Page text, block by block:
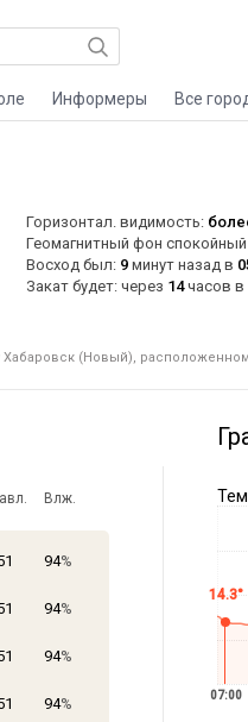
Информеры Все
Горизонтал. видимость:
Геомагнитный фон спокойный
Восход был: 9 минут назад в
Закат будет: через 14часов в
(Новый),
Влж.
94%
94%
94%
94%
14.3°
07:00